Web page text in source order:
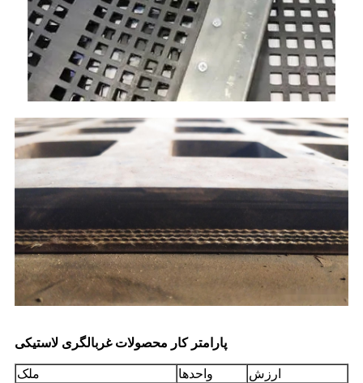
پارامتر کار محصولات غربالگری لاستیکی
ملک واحدها
ارزش